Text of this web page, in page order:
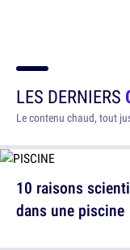
LES DERNIERS
Le contenu chaud, tout
10 raisons
dans une piscine